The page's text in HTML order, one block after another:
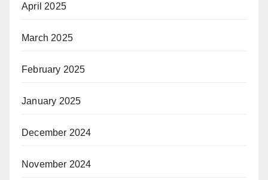
April 2025
March 2025
February 2025
January 2025
December 2024
November 2024